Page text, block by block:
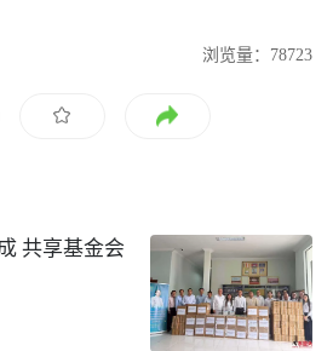
浏览量：78723
共享基金会